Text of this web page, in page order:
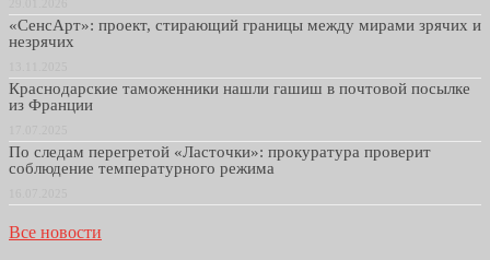
«СенсАрт»: проект, стирающий границы между мирами зрячих и
незрячих
Краснодарские таможенники нашли гашиш в почтовой посылке
из Франции
По следам перегретой «Ласточки»: прокуратура проверит
соблюдение температурного режима
Все новости